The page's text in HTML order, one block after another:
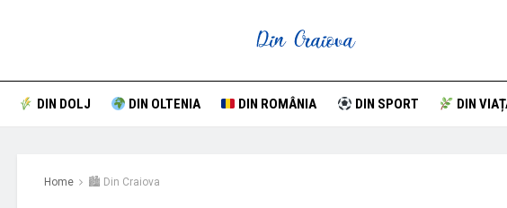
DIN DOLJ DIN OLTENIA DIN ROMÂNIA DIN SPORT DIN
Home 🏙 Din Craiova